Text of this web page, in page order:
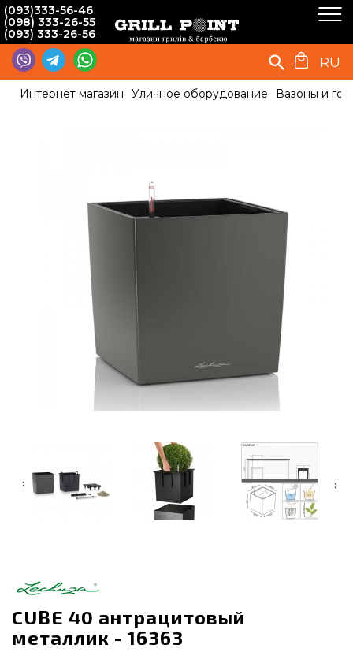
(093)333-56-46
(098) 333-26-55
(093) 333-26-56
RU
Интернет магазин Уличное оборудование Вазоны и
‹ ›
CUBE 40 антрацитовый
металлик - 16363